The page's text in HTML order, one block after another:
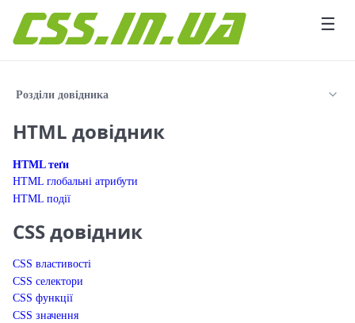
☰
Розділи довідника
HTML довідник
HTML теґи
HTML глобальні атрибути
HTML події
CSS довідник
CSS властивості
CSS селектори
CSS функції
CSS значення